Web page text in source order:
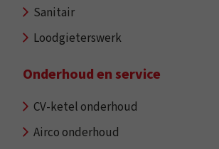
Sanitair
Loodgieterswerk
Onderhoud en service
CV-ketel onderhoud
Airco onderhoud